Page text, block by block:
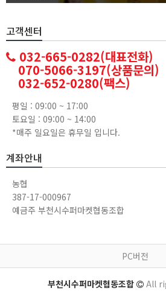
고객센터
032-665-0282(대표전화)
070-5066-3197(상품문의)
032-652-0280(팩스)
평일 : 09:00 ~ 17:00
토요일 : 09:00 ~ 14:00
*매주 일요일은 휴무일 입니다.
계좌안내
농협
387-17-000967
예금주 부천시수퍼마켓협동조합
PC버전
부천시수퍼마켓협동조합 All